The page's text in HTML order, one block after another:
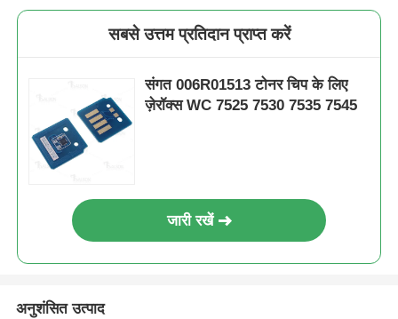
सबसे उत्तम प्रतिदान प्राप्त करें
संगत 006R01513 टोनर चिप के लिए
ज़ेरॉक्स WC 7525 7530 7535 7545
जारी रखें
अनुशंसित उत्पाद